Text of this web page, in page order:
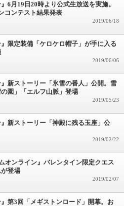
6月19日20時より公式生放送を実施。
コンテスト結果発表
2019/06/18
』限定装備「ケロケロ帽子」が手に入る
2019/06/06
』新ストーリー「氷雪の番人」公開。雪
園」「エルフ山脈」登場
2019/05/23
』新ストーリー「神殿に残る玉座」公
2019/02/22
オンライン』バレンタイン限定クエス
が登場
2019/02/07
』第3回「メギストンロード」開幕。お